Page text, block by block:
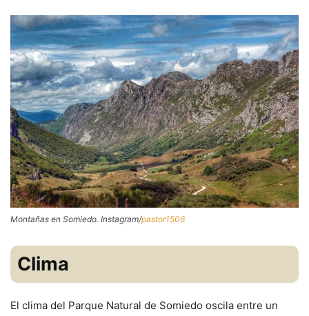
Montañas en Somiedo. Instagram/pastor1506
Clima
El clima del Parque Natural de Somiedo oscila entre un